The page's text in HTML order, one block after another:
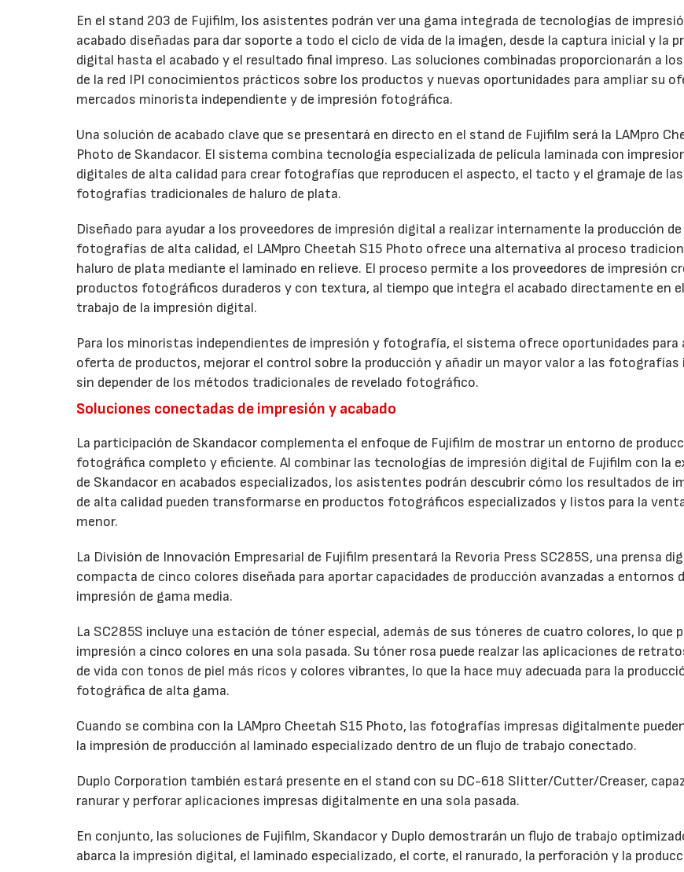
En el stand 203 de Fujifilm, los asistentes podrán ver una gama integrada de tecnologías de
acabado diseñadas para dar soporte a todo el ciclo de vida de la imagen, desde la captura inicial y la
digital hasta el acabado y el resultado final impreso. Las soluciones combinadas proporcionarán a
de la red IPI conocimientos prácticos sobre los productos y nuevas oportunidades para ampliar su
mercados minorista independiente y de impresión fotográfica.
Una solución de acabado clave que se presentará en directo en el stand de Fujifilm será la LAMpro
Photo de Skandacor. El sistema combina tecnología especializada de película laminada con
digitales de alta calidad para crear fotografías que reproducen el aspecto, el tacto y el gramaje de las
fotografías tradicionales de haluro de plata.
Diseñado para ayudar a los proveedores de impresión digital a realizar internamente la producción de
fotografías de alta calidad, el LAMpro Cheetah S15 Photo ofrece una alternativa al proceso
haluro de plata mediante el laminado en relieve. El proceso permite a los proveedores de impresión
productos fotográficos duraderos y con textura, al tiempo que integra el acabado directamente en
trabajo de la impresión digital.
Para los minoristas independientes de impresión y fotografía, el sistema ofrece oportunidades para
oferta de productos, mejorar el control sobre la producción y añadir un mayor valor a las fotografías
sin depender de los métodos tradicionales de revelado fotográfico.
Soluciones conectadas de impresión y acabado
La participación de Skandacor complementa el enfoque de Fujifilm de mostrar un entorno de
fotográfica completo y eficiente. Al combinar las tecnologías de impresión digital de Fujifilm con la
de Skandacor en acabados especializados, los asistentes podrán descubrir cómo los resultados de
de alta calidad pueden transformarse en productos fotográficos especializados y listos para la
menor.
La División de Innovación Empresarial de Fujifilm presentará la Revoria Press SC285S, una prensa
compacta de cinco colores diseñada para aportar capacidades de producción avanzadas a entornos
impresión de gama media.
La SC285S incluye una estación de tóner especial, además de sus tóneres de cuatro colores, lo que
impresión a cinco colores en una sola pasada. Su tóner rosa puede realzar las aplicaciones de
de vida con tonos de piel más ricos y colores vibrantes, lo que la hace muy adecuada para la
fotográfica de alta gama.
Cuando se combina con la LAMpro Cheetah S15 Photo, las fotografías impresas digitalmente
la impresión de producción al laminado especializado dentro de un flujo de trabajo conectado.
Duplo Corporation también estará presente en el stand con su DC-618 Slitter/Cutter/Creaser,
ranurar y perforar aplicaciones impresas digitalmente en una sola pasada.
En conjunto, las soluciones de Fujifilm, Skandacor y Duplo demostrarán un flujo de trabajo
abarca la impresión digital, el laminado especializado, el corte, el ranurado, la perforación y la